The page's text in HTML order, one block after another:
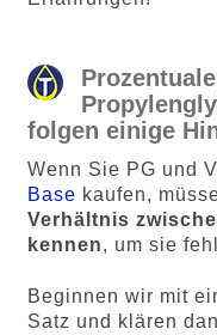
folgen einige
Wenn Sie PG und
Base kaufen,
Verhältnis
kennen, um sie
Beginnen wir mit
Satz und klären